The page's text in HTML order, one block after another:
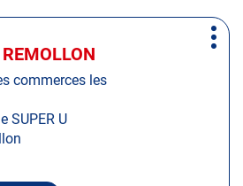
commerces les
SUPER U
Plus